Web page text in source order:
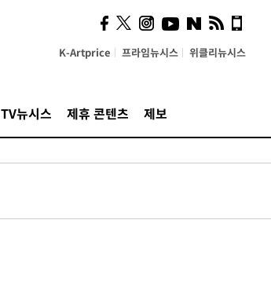
K-Artprice 프라임뉴시스 위클리뉴시스
TV뉴시스 제휴 콘텐츠 제보